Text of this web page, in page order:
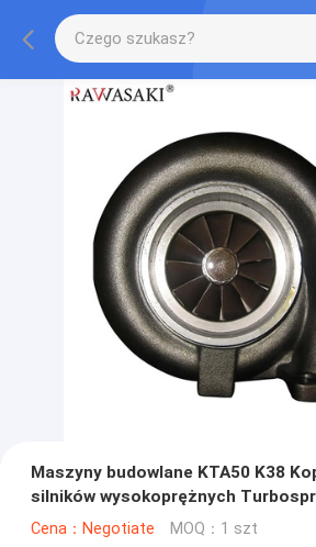
Maszyny budowlane KTA50 K38
silników wysokoprężnych
3594117
Cena：Negotiate MOQ：1 szt